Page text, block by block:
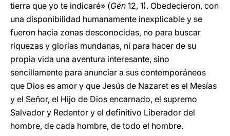
tierra que yo te indicaré» (Gén 12, 1). Obedecieron, con
una disponibilidad humanamente inexplicable y se
fueron hacia zonas desconocidas, no para buscar
riquezas y glorias mundanas, ni para hacer de su
propia vida una aventura interesante, sino
sencillamente para anunciar a sus contemporáneos
que Dios es amor y que Jesús de Nazaret es el Mesías
y el Señor, el Hijo de Dios encarnado, el supremo
Salvador y Redentor y el definitivo Liberador del
hombre, de cada hombre, de todo el hombre.